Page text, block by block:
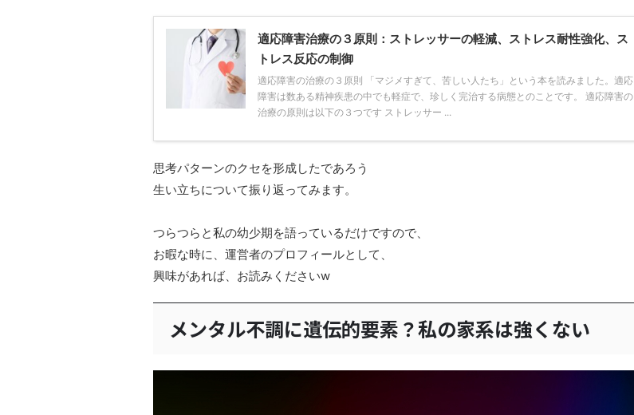
適応障害治療の３原則：ストレッサーの軽減、ストレス耐性強化、ス
トレス反応の制御
適応障害の治療の３原則 「マジメすぎて、苦しい人たち」という本を読みました。適応
障害は数ある精神疾患の中でも軽症で、珍しく完治する病態とのことです。 適応障害の
治療の原則は以下の３つです ストレッサー ...
思考パターンのクセを形成したであろう
生い立ちについて振り返ってみます。
つらつらと私の幼少期を語っているだけですので、
お暇な時に、運営者のプロフィールとして、
興味があれば、お読みくださいw
メンタル不調に遺伝的要素？私の家系は強くない